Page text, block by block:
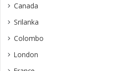
Canada
Srilanka
Colombo
London